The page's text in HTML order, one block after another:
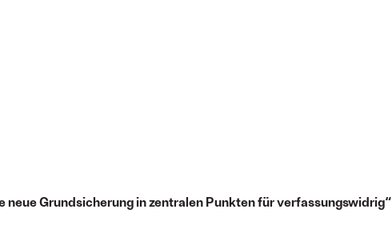
neue Grundsicherung in zentralen Punkten für verfassungswidrig“